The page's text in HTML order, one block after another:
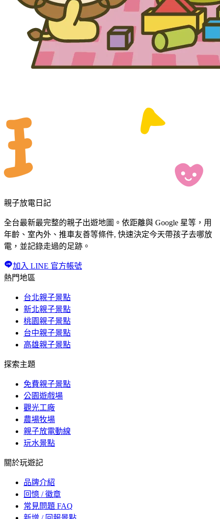
親子放電日記
全台最新最完整的親子出遊地圖。依距離與 Google 星等，用
年齡、室內外、推車友善等條件, 快速決定今天帶孩子去哪放
電，並記錄走過的足跡。
加入 LINE 官方帳號
熱門地區
台北親子景點
新北親子景點
桃園親子景點
台中親子景點
高雄親子景點
探索主題
免費親子景點
公園遊戲場
觀光工廠
農場牧場
親子放電動線
玩水景點
關於玩遊記
品牌介紹
回憶 / 徽章
常見問題 FAQ